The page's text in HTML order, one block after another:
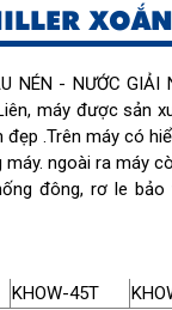
NÉN - NƯỚC GIẢI
máy được sản
đẹp .Trên máy có
ngoài ra máy
đông, rơ le bảo
KHOW-45T